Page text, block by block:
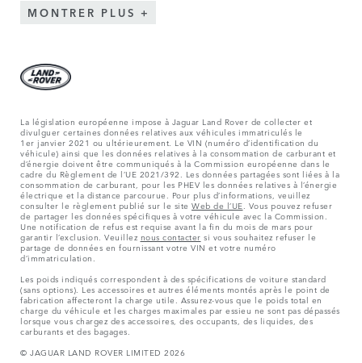
MONTRER PLUS
La législation européenne impose à Jaguar Land Rover de collecter et
divulguer certaines données relatives aux véhicules immatriculés le
1er janvier 2021 ou ultérieurement. Le VIN (numéro d’identification du
véhicule) ainsi que les données relatives à la consommation de carburant et
d’énergie doivent être communiqués à la Commission européenne dans le
cadre du Règlement de l’UE 2021/392. Les données partagées sont liées à la
consommation de carburant, pour les PHEV les données relatives à l’énergie
électrique et la distance parcourue. Pour plus d’informations, veuillez
consulter le règlement publié sur le site Web de l’UE . Vous pouvez refuser
de partager les données spécifiques à votre véhicule avec la Commission.
Une notification de refus est requise avant la fin du mois de mars pour
garantir l’exclusion. Veuillez nous contacter si vous souhaitez refuser le
partage de données en fournissant votre VIN et votre numéro
d’immatriculation.
Les poids indiqués correspondent à des spécifications de voiture standard
(sans options). Les accessoires et autres éléments montés après le point de
fabrication affecteront la charge utile. Assurez-vous que le poids total en
charge du véhicule et les charges maximales par essieu ne sont pas dépassés
lorsque vous chargez des accessoires, des occupants, des liquides, des
carburants et des bagages.
© JAGUAR LAND ROVER LIMITED 2026